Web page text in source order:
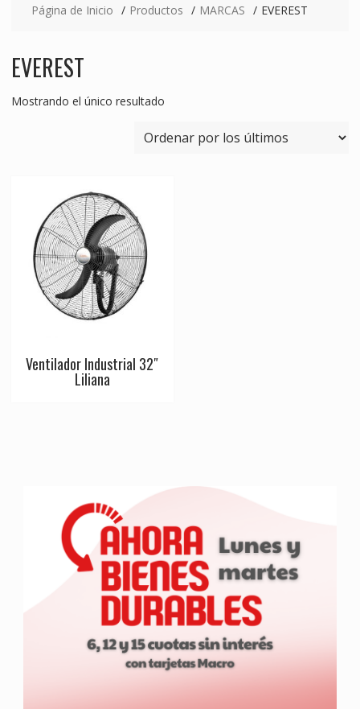
Página de Inicio Productos MARCAS EVEREST
EVEREST
Mostrando el único resultado
Ventilador Industrial 32″
Liliana